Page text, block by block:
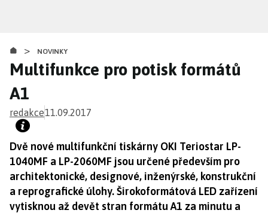
obsahu
> NOVINKY
Multifunkce pro potisk formátů
A1
redakce11.09.2017
Dvě nové multifunkční tiskárny OKI Teriostar LP-
1040MF a LP-2060MF jsou určené především pro
architektonické, designové, inženýrské, konstrukční
a reprografické úlohy. Širokoformátová LED zařízení
vytisknou až devět stran formátu A1 za minutu a